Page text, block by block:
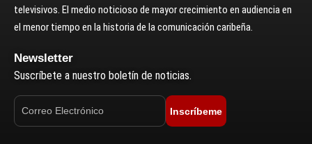
televisivos. El medio noticioso de mayor crecimiento en audiencia en
el menor tiempo en la historia de la comunicación caribeña.
Newsletter
Suscríbete a nuestro boletín de noticias.
Inscríbeme